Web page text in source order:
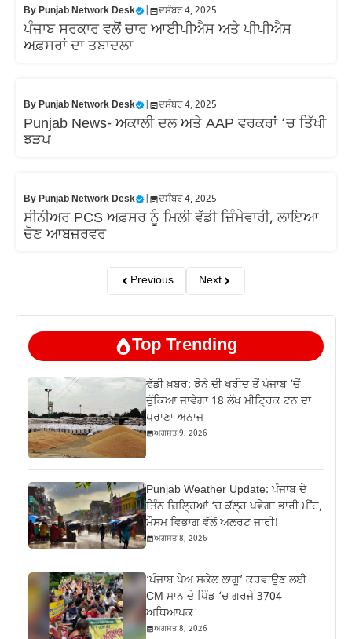
ByPunjab Network Desk ਦਸੰਬਰ 4, 2025
ਪੰਜਾਬ ਸਰਕਾਰ ਵਲੋਂ ਚਾਰ ਆਈਪੀਐਸ ਅਤੇ ਪੀਪੀਐਸ
ਅਫ਼ਸਰਾਂ ਦਾ ਤਬਾਦਲਾ
ByPunjab Network Desk ਦਸੰਬਰ 4, 2025
Punjab News- ਅਕਾਲੀ ਦਲ ਅਤੇ AAP ਵਰਕਰਾਂ ‘ਚ ਤਿੱਖੀ
ਝੜਪ
ByPunjab Network Desk ਦਸੰਬਰ 4, 2025
ਸੀਨੀਅਰ PCS ਅਫ਼ਸਰ ਨੂੰ ਮਿਲੀ ਵੱਡੀ ਜ਼ਿੰਮੇਵਾਰੀ, ਲਾਇਆ
ਚੋਣ ਆਬਜ਼ਰਵਰ
Previous Next
Top Trending
ਵੱਡੀ ਖ਼ਬਰ: ਝੋਨੇ ਦੀ ਖਰੀਦ ਤੋਂ ਪੰਜਾਬ ‘ਚੋਂ
ਚੁੱਕਿਆ ਜਾਵੇਗਾ 18 ਲੱਖ ਮੀਟ੍ਰਿਕ ਟਨ ਦਾ
ਪੁਰਾਣਾ ਅਨਾਜ
ਅਗਸਤ 9, 2026
Punjab Weather Update: ਪੰਜਾਬ ਦੇ
ਤਿੰਨ ਜ਼‍ਿਲ੍ਹਿਆਂ ‘ਚ ਕੱਲ੍ਹ ਪਵੇਗਾ ਭਾਰੀ ਮੀਂਹ,
ਮੌਸਮ ਵਿਭਾਗ ਵੱਲੋਂ ਅਲਰਟ ਜਾਰੀ!
ਅਗਸਤ 8, 2026
‘ਪੰਜਾਬ ਪੇਅ ਸਕੇਲ ਲਾਗੂ’ ਕਰਵਾਉਣ ਲਈ
CM ਮਾਨ ਦੇ ਪਿੰਡ ‘ਚ ਗਰਜੇ 3704
ਅਧਿਆਪਕ
ਅਗਸਤ 8, 2026